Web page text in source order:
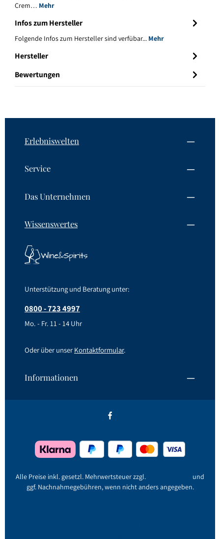
Crem… Mehr
Infos zum Hersteller
Folgende Infos zum Hersteller sind verfübar... Mehr
Hersteller
Bewertungen
Erlebniswelten
Service
Das Unternehmen
Wissenswertes
Unterstützung und Beratung unter:
0800 - 723 4997
Mo. - Fr. 11 - 14 Uhr
Oder über unser Kontaktformular.
Informationen
Alle Preise inkl. gesetzl. Mehrwertsteuer zzgl.
und
ggf. Nachnahmegebühren, wenn nicht anders angegeben.